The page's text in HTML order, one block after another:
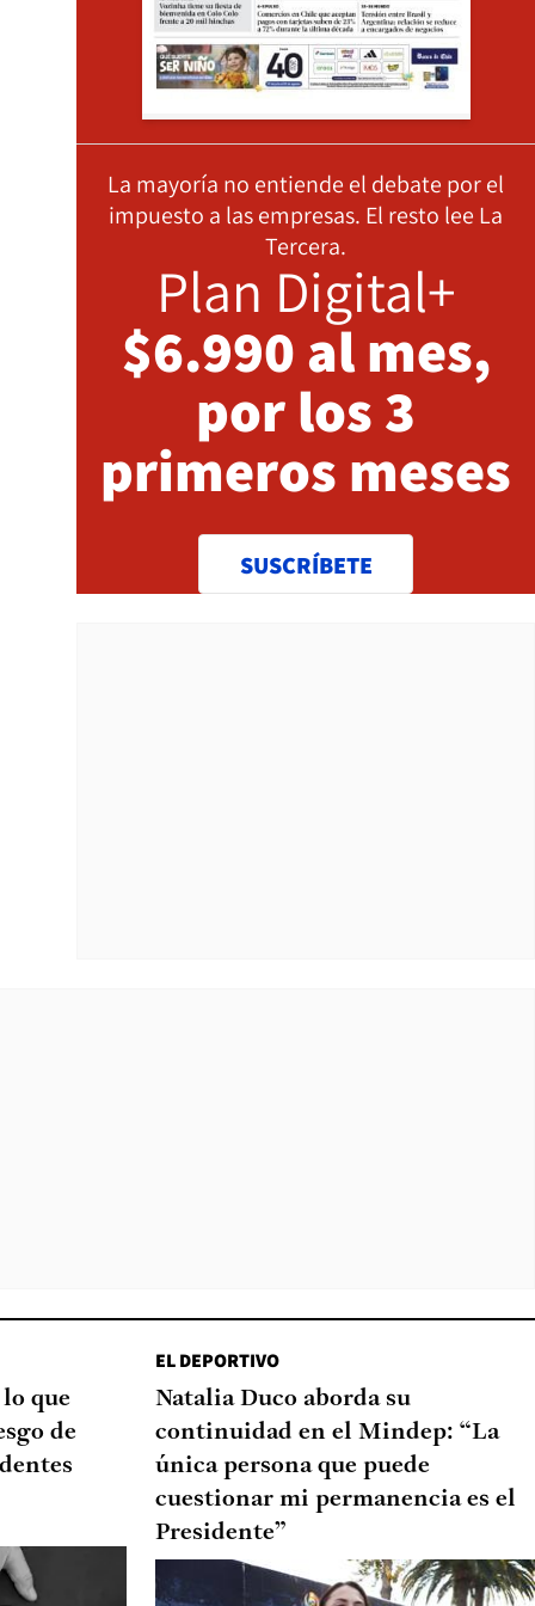
La mayoría no entiende el debate por el
impuesto a las empresas. El resto lee La
Tercera.
Plan Digital+
$6.990 al mes,
por los 3
primeros meses
SUSCRÍBETE
que
de
EL DEPORTIVO
Natalia Duco aborda su
continuidad en el Mindep: “La
única persona que puede
cuestionar mi permanencia es el
Presidente”